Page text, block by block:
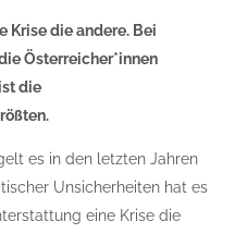
Krise die andere. Bei
Österreicher*innen
die
es in den letzten Jahren
Unsicherheiten hat es
eine Krise die